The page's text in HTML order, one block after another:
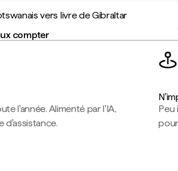
vers livre de Gibraltar
compter
l'année. Alimenté par l'IA,
d'assistance.
Peu